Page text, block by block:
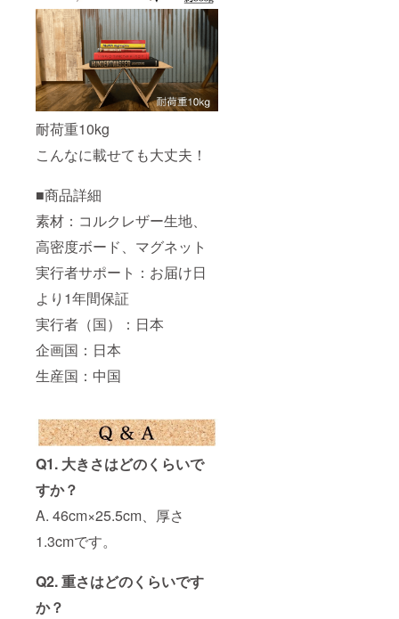
耐荷重10kg
こんなに載せても大丈夫！
■商品詳細
素材：コルクレザー生地、
高密度ボード、マグネット
実行者サポート：お届け日
より1年間保証
実行者（国）：日本
企画国：日本
生産国：中国
Q1. 大きさはどのくらいで
すか？
A. 46cm×25.5cm、厚さ
1.3cmです。
Q2. 重さはどのくらいです
か？